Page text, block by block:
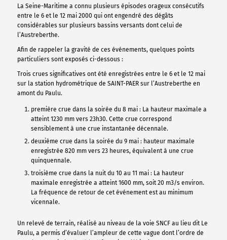
La Seine-Maritime a connu plusieurs épisodes orageux consécutifs
entre le 6 et le 12 mai 2000 qui ont engendré des dégâts
considérables sur plusieurs bassins versants dont celui de
l’Austreberthe.
Afin de rappeler la gravité de ces événements, quelques points
particuliers sont exposés ci-dessous :
Trois crues significatives ont été enregistrées entre le 6 et le 12 mai
sur la station hydrométrique de SAINT-PAER sur l’Austreberthe en
amont du Paulu.
première crue dans la soirée du 8 mai : La hauteur maximale a
atteint 1230 mm vers 23h30. Cette crue correspond
sensiblement à une crue instantanée décennale.
deuxième crue dans la soirée du 9 mai : hauteur maximale
enregistrée 820 mm vers 23 heures, équivalent à une crue
quinquennale.
troisième crue dans la nuit du 10 au 11 mai : La hauteur
maximale enregistrée a atteint 1600 mm, soit 20 m3/s environ.
La fréquence de retour de cet événement est au minimum
vicennale.
Un relevé de terrain, réalisé au niveau de la voie SNCF au lieu dit Le
Paulu, a permis d’évaluer l’ampleur de cette vague dont l’ordre de